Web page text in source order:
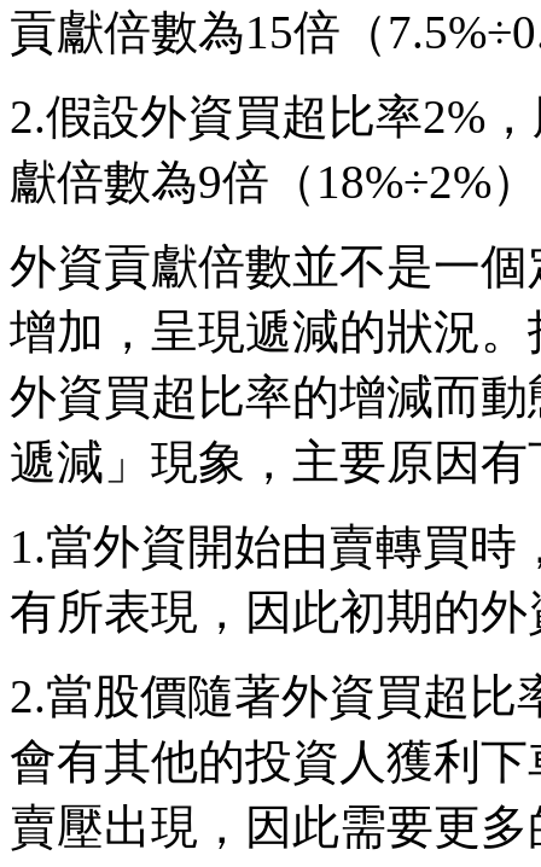
貢獻倍數為15倍（
2.假設外資買超比率2%
獻倍數為9倍（18%÷2%
外資貢獻倍數並不是一
增加，呈現遞減的狀況
外資買超比率的增減而
遞減」現象，主要原因
1.當外資開始由賣轉買
有所表現，因此初期的
2.當股價隨著外資買超
會有其他的投資人獲利
賣壓出現，因此需要更